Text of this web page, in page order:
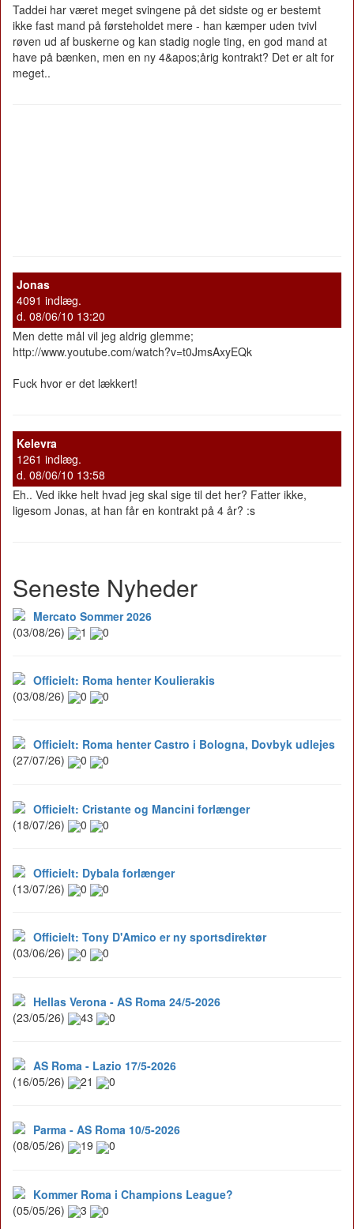
Taddei har været meget svingene på det sidste og er bestemt
ikke fast mand på førsteholdet mere - han kæmper uden tvivl
røven ud af buskerne og kan stadig nogle ting, en god mand at
have på bænken, men en ny 4&apos;årig kontrakt? Det er alt for
meget..
Jonas
4091 indlæg.
d. 08/06/10 13:20
Men dette mål vil jeg aldrig glemme;
http://www.youtube.com/watch?v=t0JmsAxyEQk
Fuck hvor er det lækkert!
Kelevra
1261 indlæg.
d. 08/06/10 13:58
Eh.. Ved ikke helt hvad jeg skal sige til det her? Fatter ikke,
ligesom Jonas, at han får en kontrakt på 4 år? :s
Seneste Nyheder
Mercato Sommer 2026
(03/08/26)
1 0
Officielt: Roma henter Koulierakis
(03/08/26)
0 0
Officielt: Roma henter Castro i Bologna, Dovbyk udlejes
(27/07/26)
0 0
Officielt: Cristante og Mancini forlænger
(18/07/26)
0 0
Officielt: Dybala forlænger
(13/07/26)
0 0
Officielt: Tony D'Amico er ny sportsdirektør
(03/06/26)
0 0
Hellas Verona - AS Roma 24/5-2026
(23/05/26)
43 0
AS Roma - Lazio 17/5-2026
(16/05/26)
21 0
Parma - AS Roma 10/5-2026
(08/05/26)
19 0
Kommer Roma i Champions League?
(05/05/26)
3 0